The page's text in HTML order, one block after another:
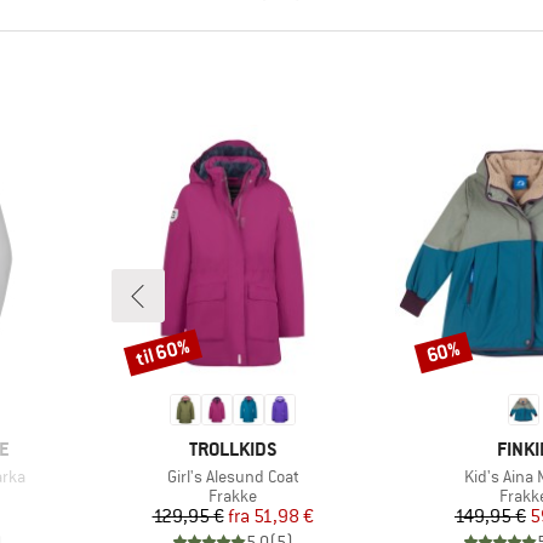
MÆRKE
TROLLKIDS
Artikel
Girl's Alesund Coat
Produktgruppe
Frakke
Pris
129,95 € Nedsat pris
fra 51,98 €
Rabat
til 60%
Artikel
Kid's Aina
149,95 €
Rabat
60%